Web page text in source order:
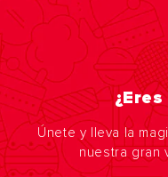
Únete y lleva la
nuestra gran